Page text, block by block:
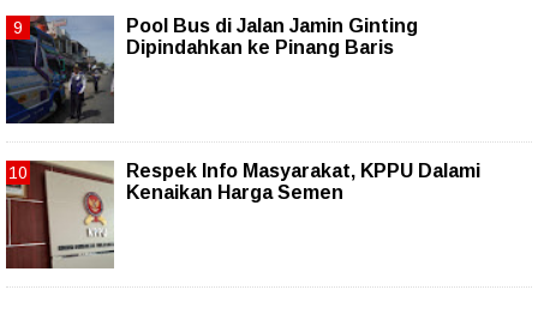
Pool Bus di Jalan Jamin Ginting
Dipindahkan ke Pinang Baris
Respek Info Masyarakat, KPPU Dalami
Kenaikan Harga Semen